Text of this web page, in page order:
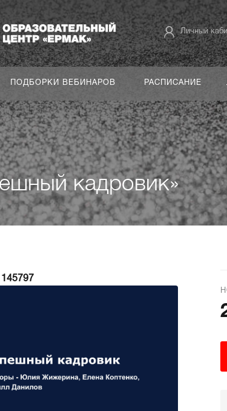
Личный
ПОДБОРКИ ВЕБИНАРОВ РАСПИСАНИЕ
кадровик»
145797